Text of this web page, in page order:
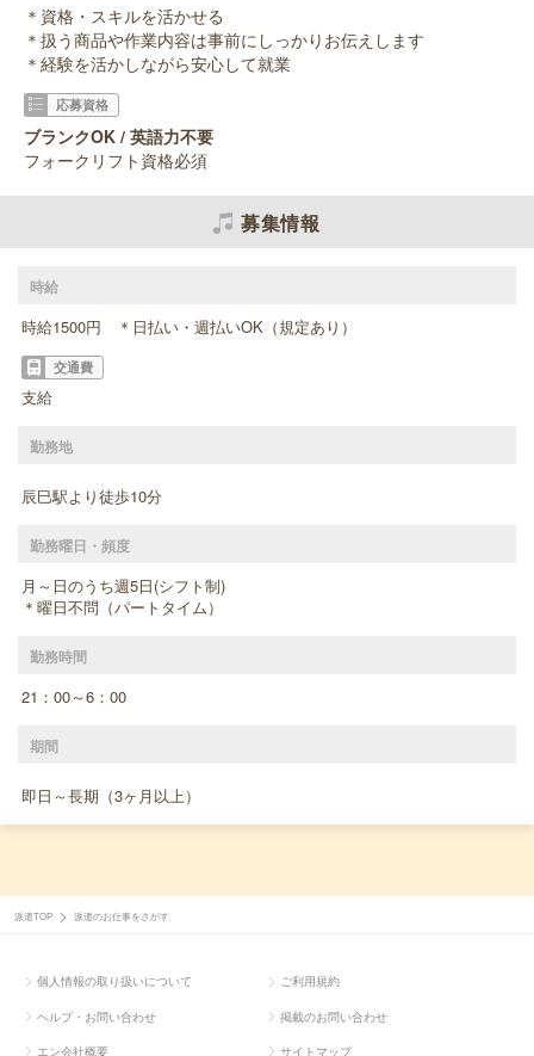
＊資格・スキルを活かせる
＊扱う商品や作業内容は事前にしっかりお伝えします
＊経験を活かしながら安心して就業
応募資格
ブランクOK / 英語力不要
フォークリフト資格必須
募集情報
時給
時給1500円 ＊日払い・週払いOK（規定あり）
交通費
支給
勤務地
辰巳駅より徒歩10分
勤務曜日・頻度
月～日のうち週5日(シフト制)
＊曜日不問（パートタイム）
勤務時間
21：00～6：00
期間
即日～長期（3ヶ月以上）
派遣TOP 派遣のお仕事をさがす
個人情報の取り扱いについて ご利用規約
ヘルプ・お問い合わせ 掲載のお問い合わせ
エン会社概要 サイトマップ